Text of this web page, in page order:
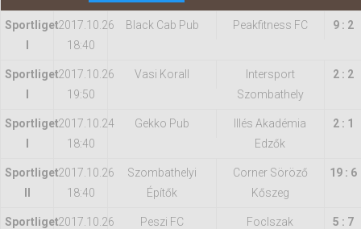
Sportliget2017.10.26
18:40
Black Cab Pub Peakfitness FC 9 : 2
Sportliget2017.10.26
19:50
Vasi Korall
Intersport
Szombathely
2 : 2
Sportliget2017.10.24
18:40
Gekko Pub
Illés Akadémia
Edzők
2 : 1
Sportliget2017.10.26
18:40
Szombathelyi
Építők
Corner Söröző
Kőszeg
19 : 6
Sportliget2017.10.26
Peszi FC FocIszak 5 : 7